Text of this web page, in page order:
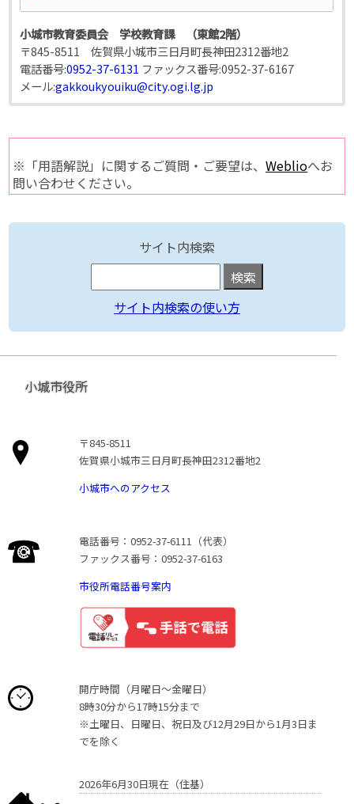
小城市教育委員会 学校教育課 （東館2階）
〒845-8511 佐賀県小城市三日月町長神田2312番地2
電話番号:0952-37-6131 ファックス番号:0952-37-6167
メール:gakkoukyouiku@city.ogi.lg.jp
※「用語解説」に関するご質問・ご要望は、Weblioへお
問い合わせください。
サイト内検索
サイト内検索の使い方
小城市役所
〒845-8511
佐賀県小城市三日月町長神田2312番地2
小城市へのアクセス
電話番号：0952-37-6111（代表）
ファックス番号：0952-37-6163
市役所電話番号案内
開庁時間（月曜日〜金曜日）
8時30分から17時15分まで
※土曜日、日曜日、祝日及び12月29日から1月3日ま
でを除く
2026年6月30日現在（住基）